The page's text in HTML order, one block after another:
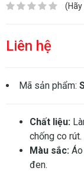
Liên hệ
Mã sản phẩm:
Chất liệu:
chống co rút.
Màu sắc:
đen.